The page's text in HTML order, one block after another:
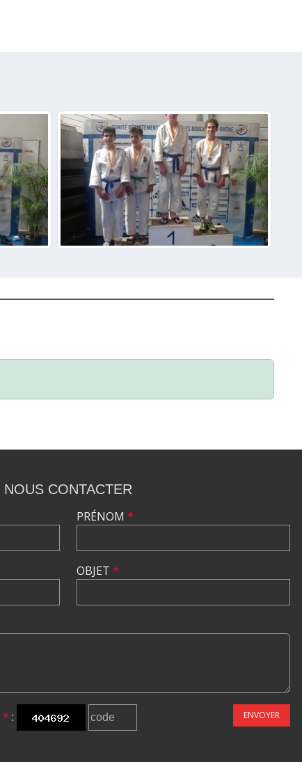
NOUS CONTACTER
PRÉNOM *
OBJET *
* : ENVOYER